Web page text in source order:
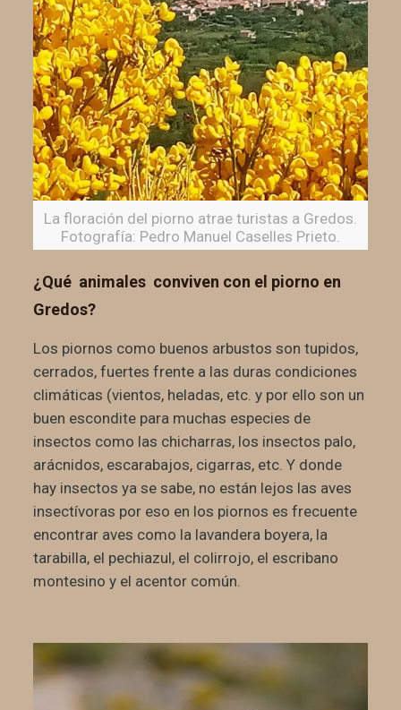
La floración del piorno atrae turistas a Gredos.
Fotografía: Pedro Manuel Caselles Prieto.
¿Qué animales conviven con el piorno en
Gredos?
Los piornos como buenos arbustos son tupidos,
cerrados, fuertes frente a las duras condiciones
climáticas (vientos, heladas, etc. y por ello son un
buen escondite para muchas especies de
insectos como las chicharras, los insectos palo,
arácnidos, escarabajos, cigarras, etc. Y donde
hay insectos ya se sabe, no están lejos las aves
insectívoras por eso en los piornos es frecuente
encontrar aves como la lavandera boyera, la
tarabilla, el pechiazul, el colirrojo, el escribano
montesino y el acentor común.